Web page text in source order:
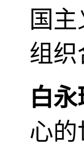
国
组织
白永
心